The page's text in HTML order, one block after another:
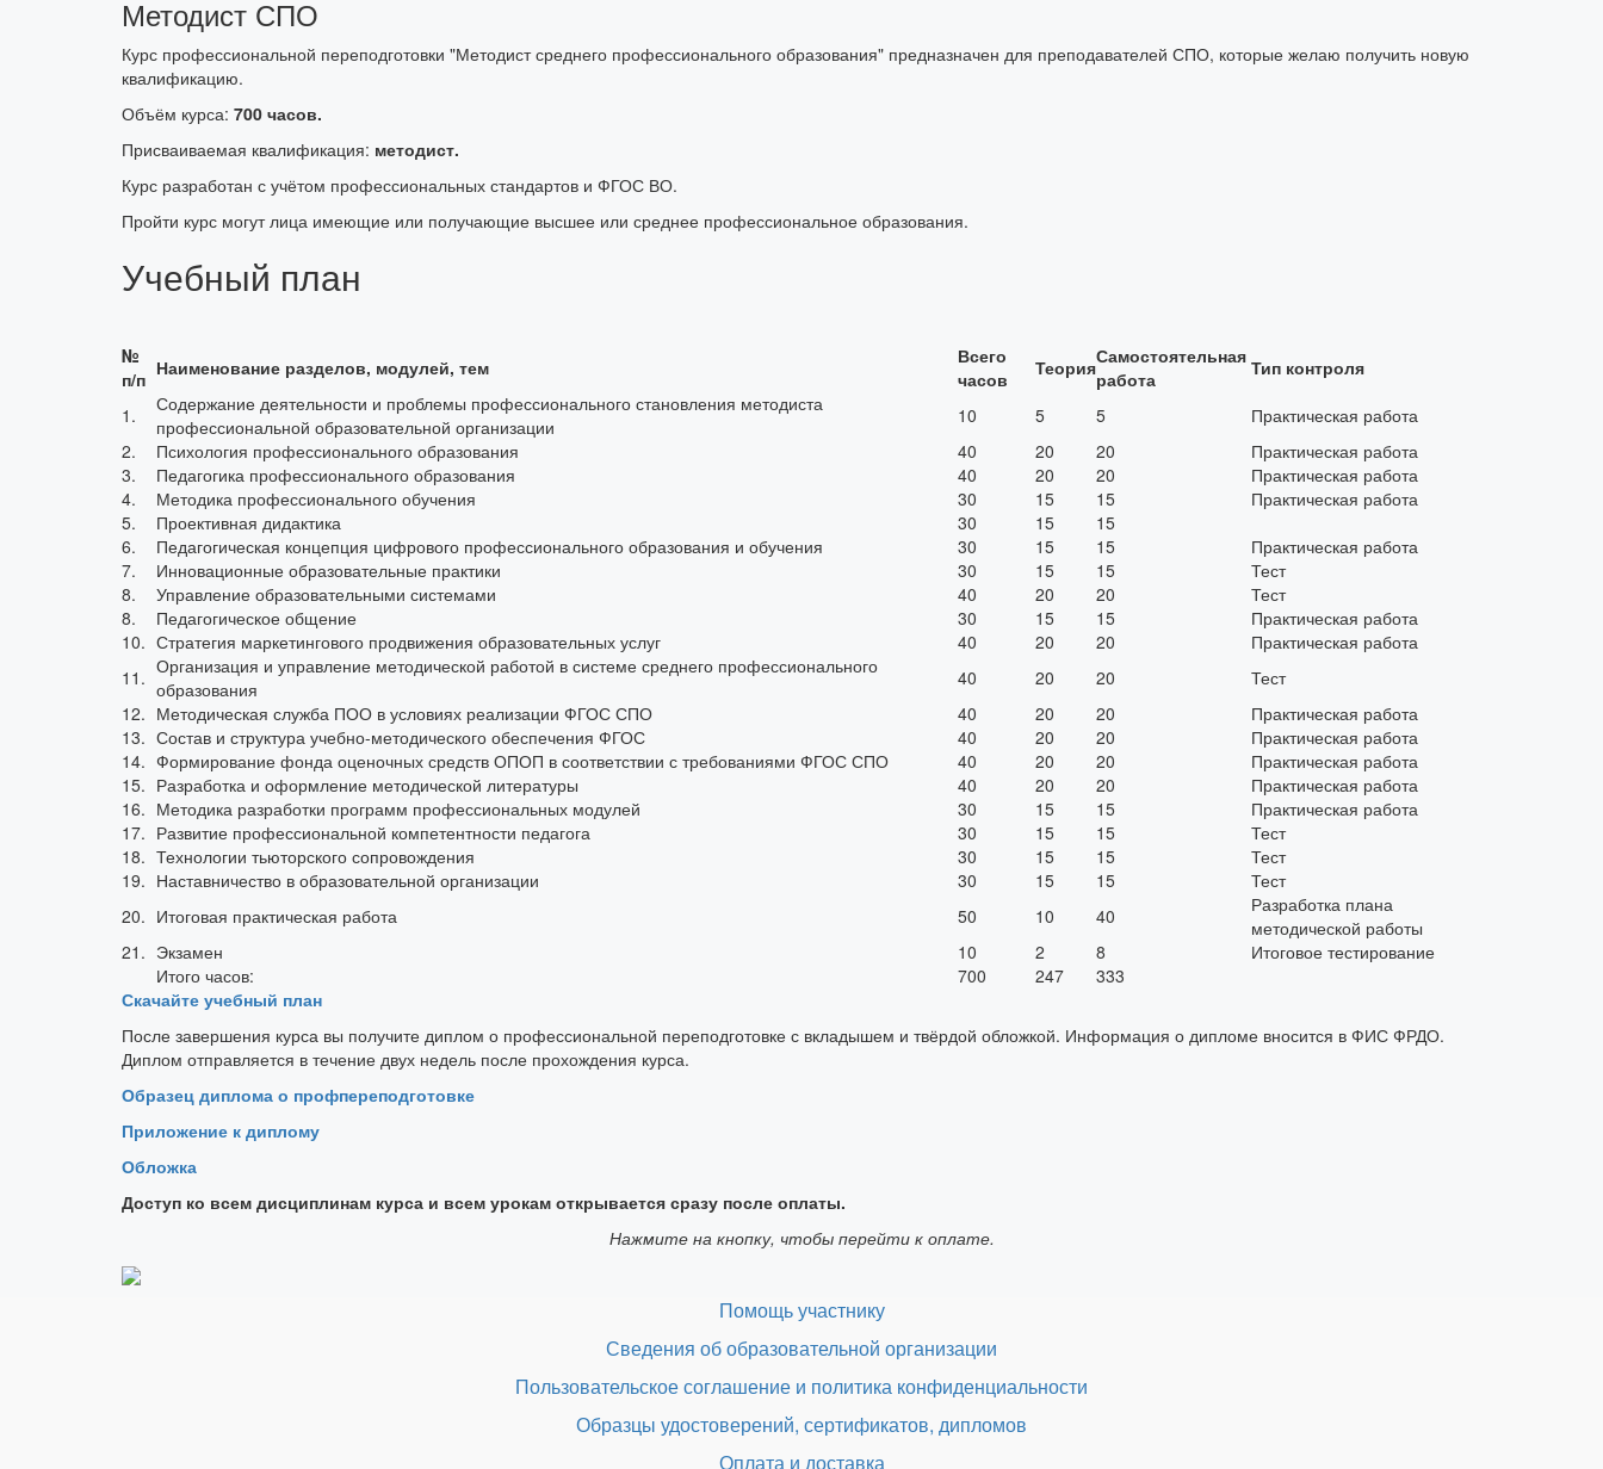
Методист СПО
Курс профессиональной переподготовки "Методист среднего профессионального образования" предназначен для преподавателей СПО, которые желаю получить новую
квалификацию.
Объём курса: 700 часов.
Присваиваемая квалификация: методист.
Курс разработан с учётом профессиональных стандартов и ФГОС ВО.
Пройти курс могут лица имеющие или получающие высшее или среднее профессиональное образования.
Учебный план
№
п/п Наименование разделов, модулей, тем
Всего
часов
ТеорияСамостоятельная
работа
Тип контроля
1.
Содержание деятельности и проблемы профессионального становления методиста
профессиональной образовательной организации
10 5 5
Практическая работа
2.
Психология профессионального образования 40 20 20
Практическая работа
3.
Педагогика профессионального образования 40 20 20
Практическая работа
4.
Методика профессионального обучения 30 15 15
Практическая работа
5.
Проективная дидактика 30 15
15
6.
Педагогическая концепция цифрового профессионального образования и обучения 30 15 15
Практическая работа
7.
Инновационные образовательные практики 30 15 15
Тест
8.
Управление образовательными системами 40 20 20
Тест
8.
Педагогическое общение 30 15 15
Практическая работа
10. Стратегия маркетингового продвижения образовательных услуг 40 20 20
Практическая работа
11. Организация и управление методической работой в системе среднего профессионального
образования
40 20 20
Тест
12. Методическая служба ПОО в условиях реализации ФГОС СПО 40 20 20
Практическая работа
13. Состав и структура учебно-методического обеспечения ФГОС 40 20 20
Практическая работа
14. Формирование фонда оценочных средств ОПОП в соответствии с требованиями ФГОС СПО 40 20 20
Практическая работа
15. Разработка и оформление методической литературы 40 20 20
Практическая работа
16. Методика разработки программ профессиональных модулей 30 15 15
Практическая работа
17. Развитие профессиональной компетентности педагога 30 15 15
Тест
18. Технологии тьюторского сопровождения 30 15 15
Тест
19. Наставничество в образовательной организации 30 15 15
Тест
20. Итоговая практическая работа 50 10 40
Разработка плана
методической работы
21. Экзамен 10 2 8
Итоговое тестирование
Итого часов:
700 247
333
Скачайте учебный план
После завершения курса вы получите диплом о профессиональной переподготовке с вкладышем и твёрдой обложкой. Информация о дипломе вносится в ФИС ФРДО.
Диплом отправляется в течение двух недель после прохождения курса.
Образец диплома о профпереподготовке
Приложение к диплому
Обложка
Доступ ко всем дисциплинам курса и всем урокам открывается сразу после оплаты.
Нажмите на кнопку, чтобы перейти к оплате.
Помощь участнику
Сведения об образовательной организации
Пользовательское соглашение и политика конфиденциальности
Образцы удостоверений, сертификатов, дипломов
Оплата и доставка